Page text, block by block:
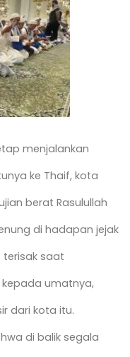
menjalankan
ke Thaif, kota
berat Rasulullah
di hadapan jejak
terisak saat
umatnya,
dari kota itu.
di balik segala